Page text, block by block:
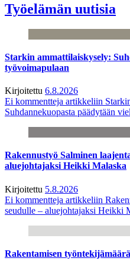
Työelämän uutisia
Starkin ammattilaiskysely:
työvoimapulaan
Kirjoitettu 6.8.2026
Ei kommentteja artikkeliin
Suhdannekuopasta päädytään
Rakennustyö Salminen
aluejohtajaksi Heikki Malaska
Kirjoitettu 5.8.2026
Ei kommentteja artikkeliin
seudulle – aluejohtajaksi Heikki
Rakentamisen